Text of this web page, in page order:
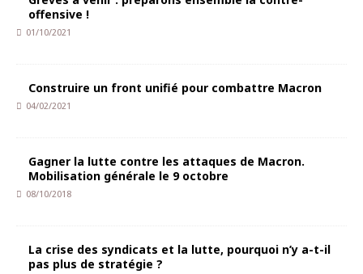
offensive !
01/10/2021
Construire un front unifié pour combattre Macron
04/02/2021
Gagner la lutte contre les attaques de Macron.
Mobilisation générale le 9 octobre
08/10/2018
La crise des syndicats et la lutte, pourquoi n’y a-t-il
pas plus de stratégie ?